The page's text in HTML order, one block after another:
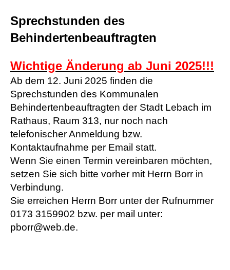
Sprechstunden des
Behindertenbeauftragten
Wichtige Änderung ab Juni 2025!!!
Ab dem 12. Juni 2025 finden die
Sprechstunden des Kommunalen
Behindertenbeauftragten der Stadt Lebach im
Rathaus, Raum 313, nur noch nach
telefonischer Anmeldung bzw.
Kontaktaufnahme per Email statt.
Wenn Sie einen Termin vereinbaren möchten,
setzen Sie sich bitte vorher mit Herrn Borr in
Verbindung.
Sie erreichen Herrn Borr unter der Rufnummer
0173 3159902 bzw. per mail unter:
pborr@web.de.